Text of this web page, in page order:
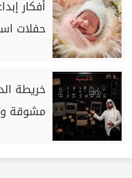
أفكار
حفلات
خريطة
مشوقة